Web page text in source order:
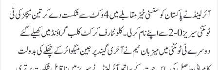
آئرلینڈ نے پاکستان کو سنسنی خیز مقابلے میں 4 وکٹ سے شکست دے کر تین میچز کی ٹی
ٹوئنٹی سیریز 0-2 سے اپنے نام کرلی۔کلونٹارف کرکٹ کلب گراؤنڈ میں کھیلے گئے
دوسرے ٹی ٹوئنٹی میں میزبان ٹیم نے آخری گیند پر جین میگوائر کے چھکے کی بدولت